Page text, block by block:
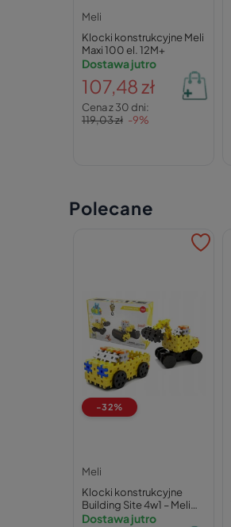
Meli
Klocki konstrukcyjne Meli
Maxi 100 el. 12M+
Dostawa jutro
107,48 zł
Cena z 30 dni:
119,03 zł -9%
Polecane
-32%
Meli
Klocki konstrukcyjne
Building Site 4w1 – Meli
117 el. 5+
Dostawa jutro